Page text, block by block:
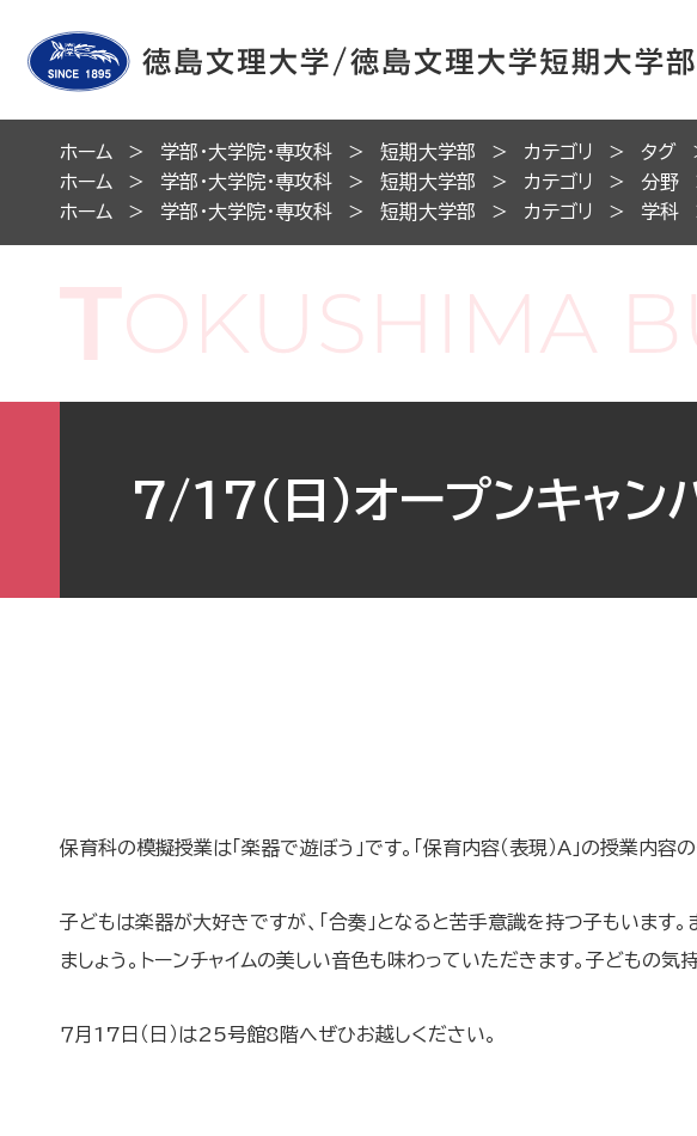
ホーム 学部・大学院・専攻科 短期大学部 カテゴリ タグ
ホーム
学部・大学院・専攻科 短期大学部 カテゴリ 分野
ホーム
学部・大学院・専攻科 短期大学部 カテゴリ 学科
7/17(日）オープンキャン
保育科の模擬授業は「楽器で遊ぼう」です。「保育内容（表現）A」の授業内容
子どもは楽器が大好きですが、「合奏」となると苦手意識を持つ子もいま
ましょう。トーンチャイムの美しい音色も味わっていただきます。子どもの気
７月17日（日）は25号館8階へぜひお越しください。